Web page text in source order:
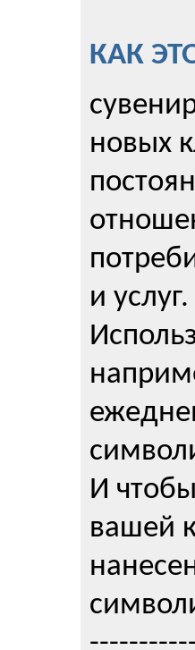
КАК
новых
и услуг.
И
вашей